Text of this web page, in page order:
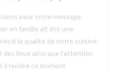
pour votre message.
en famille ait été une
la qualité de notre cuisine.
lieux ainsi que l’attention
rendre ce moment